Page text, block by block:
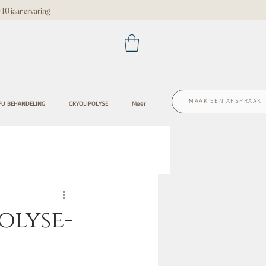
jaar ervaring
BEHANDELING CRYOLIPOLYSE Meer MAAK EEN AFSPRAAK